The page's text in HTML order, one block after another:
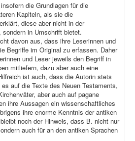
die Grundlagen für die
Kapiteln, als sie die
diese aber nicht in der
in Umschrift bietet.
davon aus, dass ihre Leserinnen und
Begriffe im Original zu erfassen. Daher
und Leser jeweils den Begriff in
mitliefern, dazu aber auch eine
ist auch, dass die Autorin stets
auf die Texte des Neuen Testaments,
aber auch auf pagane
ihre Aussagen ein wissenschaftliches
ihre enorme Kenntnis der antiken
noch der Hinweis, dass B. nicht nur
auch für an den antiken Sprachen